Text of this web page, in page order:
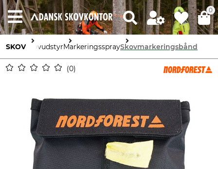
0
SKOV skovudstyrMarkeringsspraySkovmarkeringsbånd
0